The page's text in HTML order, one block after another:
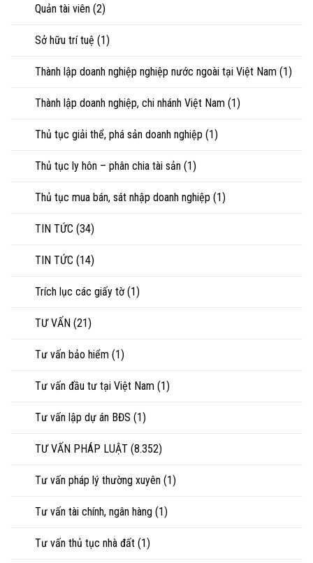
Quản tài viên (2)
Sở hữu trí tuệ (1)
Thành lập doanh nghiệp nghiệp nước ngoài tại Việt Nam (1)
Thành lập doanh nghiệp, chi nhánh Việt Nam (1)
Thủ tục giải thể, phá sản doanh nghiệp (1)
Thủ tục ly hôn – phân chia tài sản (1)
Thủ tục mua bán, sát nhập doanh nghiệp (1)
TIN TỨC (34)
TIN TỨC (14)
Trích lục các giấy tờ (1)
TƯ VẤN (21)
Tư vấn bảo hiểm (1)
Tư vấn đầu tư tại Việt Nam (1)
Tư vấn lập dự án BĐS (1)
TƯ VẤN PHÁP LUẬT (8.352)
Tư vấn pháp lý thường xuyên (1)
Tư vấn tài chính, ngân hàng (1)
Tư vấn thủ tục nhà đất (1)